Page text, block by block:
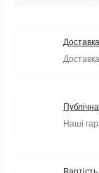
Наші